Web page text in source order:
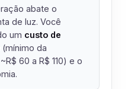
abate o
de luz. Você
um custo de
(mínimo da
60 a R$ 110) e o